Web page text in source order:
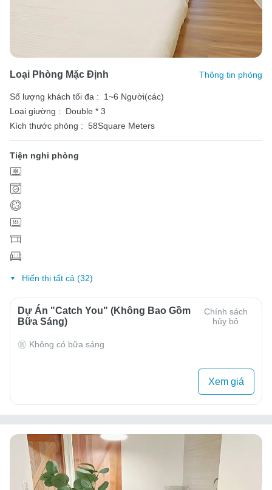
Loại Phòng Mặc Định Thông tin phòng
Số lượng khách tối đa :
1~6 Người(các)
Loại giường :
Double * 3
Kích thước phòng : 58Square Meters
Tiện nghi phòng
Hiển thị tất cả (32)
Dự Án "Catch You" (Không Bao Gồm
Bữa Sáng)
Chính sách
hủy bỏ
Không có bữa sáng
Xem giá